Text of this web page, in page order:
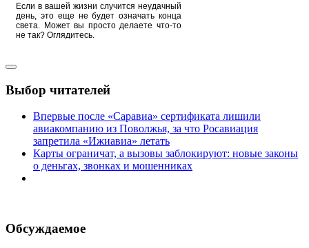
Если в вашей жизни случится неудачный
день, это еще не будет означать конца
света. Может вы просто делаете что-то
не так? Оглядитесь.
Выбор читателей
Впервые после «Саравиа» сертификата лишили
авиакомпанию из Поволжья, за что Росавиация
запретила «Ижиавиа» летать
Карты ограничат, а вызовы заблокируют: новые законы
о деньгах, звонках и мошенниках
Обсуждаемое